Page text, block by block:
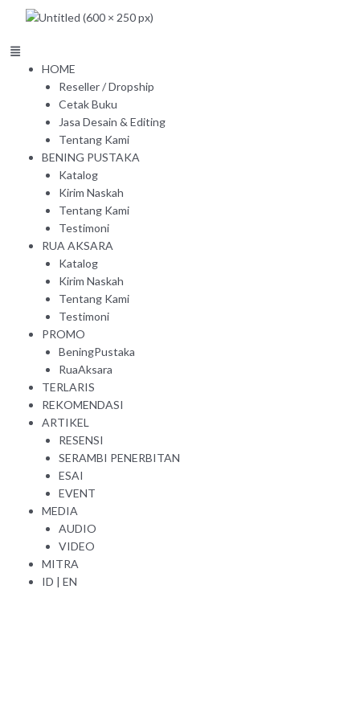
content
Menu
HOME
Reseller / Dropship
Cetak Buku
Jasa Desain & Editing
Tentang Kami
BENING PUSTAKA
Katalog
Kirim Naskah
Tentang Kami
Testimoni
RUA AKSARA
Katalog
Kirim Naskah
Tentang Kami
Testimoni
PROMO
BeningPustaka
RuaAksara
TERLARIS
REKOMENDASI
ARTIKEL
RESENSI
SERAMBI PENERBITAN
ESAI
EVENT
MEDIA
AUDIO
VIDEO
MITRA
ID
EN